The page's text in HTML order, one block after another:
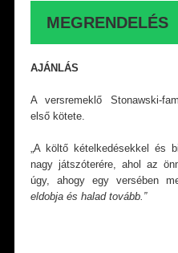
MEGRENDELÉS
AJÁNLÁS
A versremeklő Stonawski-
első kötete.
„A költő kételkedésekkel és
nagy játszóterére, ahol az
úgy, ahogy egy versében
eldobja és halad tovább.”